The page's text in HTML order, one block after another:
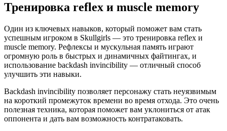
Тренировка reflex и muscle memory
Один из ключевых навыков, который поможет вам стать
успешным игроком в Skullgirls — это тренировка reflex и
muscle memory. Рефлексы и мускульная память играют
огромную роль в быстрых и динамичных файтингах, и
использование backdash invincibility — отличный способ
улучшить эти навыки.
Backdash invincibility позволяет персонажу стать неуязвимым
на короткий промежуток времени во время отхода. Это очень
полезная техника, которая поможет вам уклониться от атак
оппонента и дать вам возможность контратаковать.